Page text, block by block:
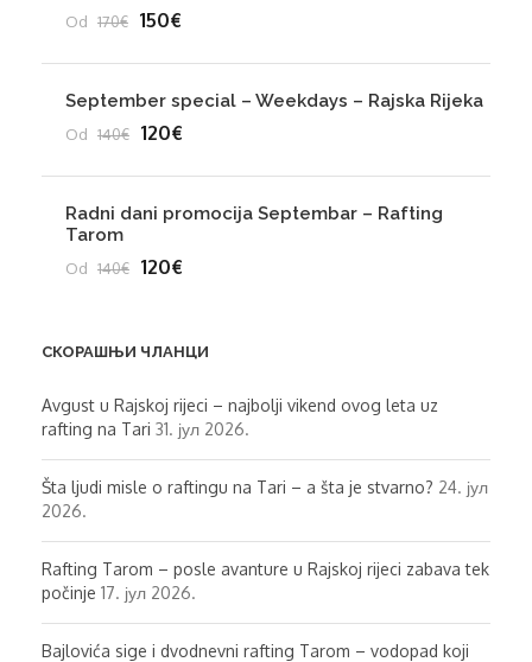
Od 170€ 150€
September special – Weekdays – Rajska Rijeka
Od 140€ 120€
Radni dani promocija Septembar – Rafting
Tarom
Od 140€ 120€
СКОРАШЊИ ЧЛАНЦИ
Avgust u Rajskoj rijeci – najbolji vikend ovog leta uz
rafting na Tari 31. јул 2026.
Šta ljudi misle o raftingu na Tari – a šta je stvarno? 24. јул
2026.
Rafting Tarom – posle avanture u Rajskoj rijeci zabava tek
počinje 17. јул 2026.
Bajlovića sige i dvodnevni rafting Tarom – vodopad koji